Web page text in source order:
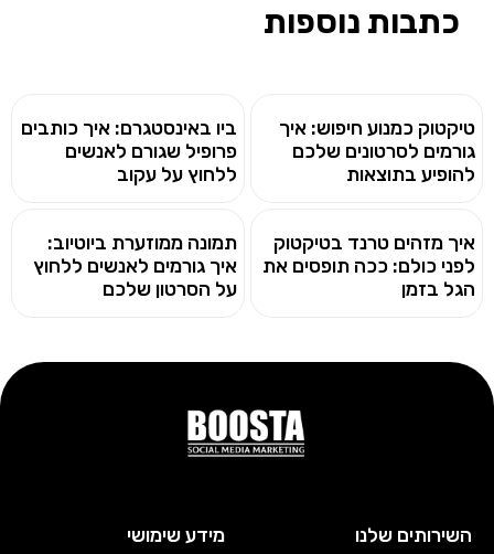
כתבות נוספות
טיקטוק כמנוע חיפוש: איך
גורמים לסרטונים שלכם
להופיע בתוצאות
ביו באינסטגרם: איך כותבים
פרופיל שגורם לאנשים
ללחוץ על עקוב
איך מזהים טרנד בטיקטוק
לפני כולם: ככה תופסים את
הגל בזמן
תמונה ממוזערת ביוטיוב:
איך גורמים לאנשים ללחוץ
על הסרטון שלכם
השירותים שלנו מידע שימושי